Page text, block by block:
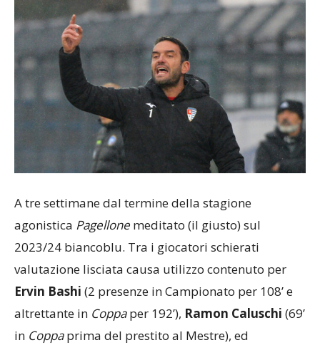
A tre settimane dal termine della stagione
agonistica Pagellone meditato (il giusto) sul
2023/24 biancoblu. Tra i giocatori schierati
valutazione lisciata causa utilizzo contenuto per
Ervin Bashi (2 presenze in Campionato per 108’ e
altrettante in Coppaper 192’), Ramon Caluschi (69’
in Coppaprima del prestito al Mestre), ed